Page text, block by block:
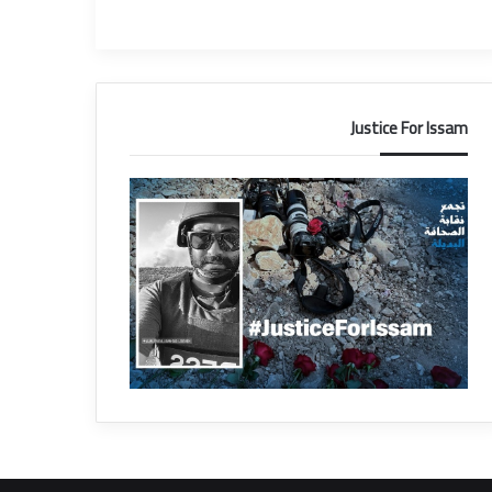
Justice For Issam